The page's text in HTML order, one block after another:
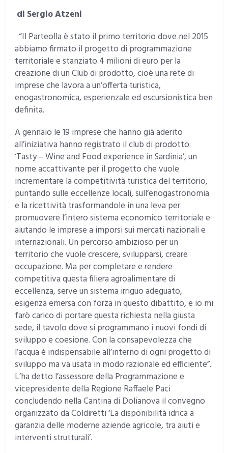
di Sergio Atzeni
“Il Parteolla è stato il primo territorio dove nel 2015
abbiamo firmato il progetto di programmazione
territoriale e stanziato 4 milioni di euro per la
creazione di un Club di prodotto, cioè una rete di
imprese che lavora a un’offerta turistica,
enogastronomica, esperienzale ed escursionistica ben
definita.
A gennaio le 19 imprese che hanno già aderito
all’iniziativa hanno registrato il club di prodotto:
‘Tasty – Wine and Food experience in Sardinia’, un
nome accattivante per il progetto che vuole
incrementare la competitività turistica del territorio,
puntando sulle eccellenze locali, sull’enogastronomia
e la ricettività trasformandole in una leva per
promuovere l’intero sistema economico territoriale e
aiutando le imprese a imporsi sui mercati nazionali e
internazionali. Un percorso ambizioso per un
territorio che vuole crescere, svilupparsi, creare
occupazione. Ma per completare e rendere
competitiva questa filiera agroalimentare di
eccellenza, serve un sistema irriguo adeguato,
esigenza emersa con forza in questo dibattito, e io mi
farò carico di portare questa richiesta nella giusta
sede, il tavolo dove si programmano i nuovi fondi di
sviluppo e coesione. Con la consapevolezza che
l’acqua è indispensabile all’interno di ogni progetto di
sviluppo ma va usata in modo razionale ed efficiente”.
L’ha detto l’assessore della Programmazione e
vicepresidente della Regione Raffaele Paci
concludendo nella Cantina di Dolianova il convegno
organizzato da Coldiretti ‘La disponibilità idrica a
garanzia delle moderne aziende agricole, tra aiuti e
interventi strutturali’.